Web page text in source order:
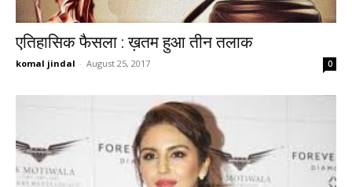
एतिहासिक फैसला : ख़तम हुआ तीन तलाक
komal jindal - August 25, 2017 0